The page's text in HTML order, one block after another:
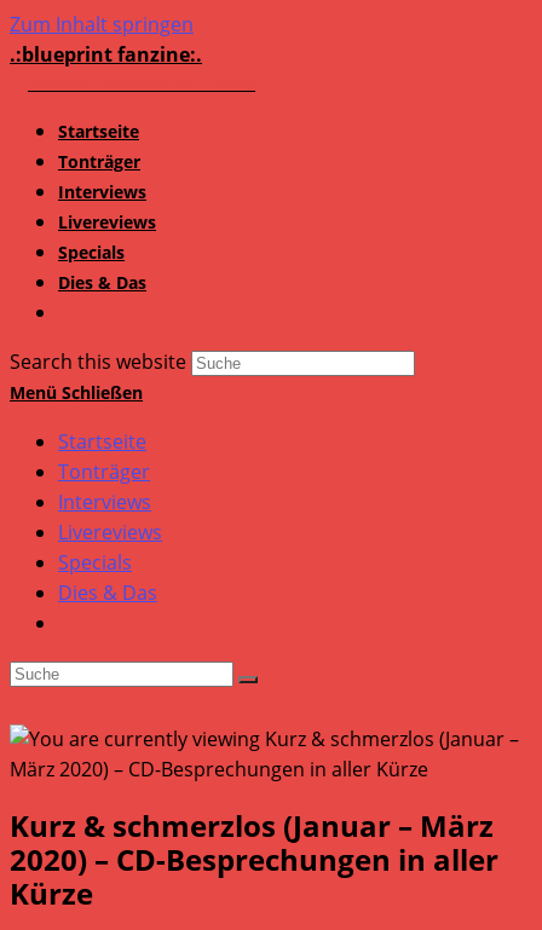
Zum Inhalt springen
.:blueprint fanzine:.
Startseite
Tonträger
Interviews
Livereviews
Specials
Dies & Das
Search this website
Menü Schließen
Startseite
Tonträger
Interviews
Livereviews
Specials
Dies & Das
Kurz & schmerzlos (Januar – März
2020) – CD-Besprechungen in aller
Kürze